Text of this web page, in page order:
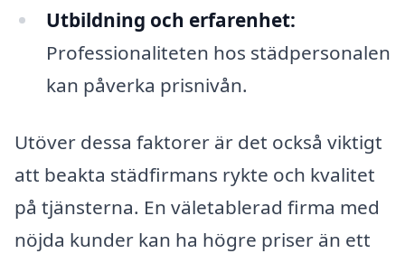
Utbildning och erfarenhet:
Professionaliteten hos städpersonalen
kan påverka prisnivån.
Utöver dessa faktorer är det också viktigt
att beakta städfirmans rykte och kvalitet
på tjänsterna. En väletablerad firma med
nöjda kunder kan ha högre priser än ett